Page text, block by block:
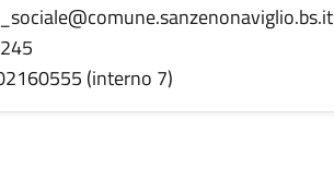
(interno 7)